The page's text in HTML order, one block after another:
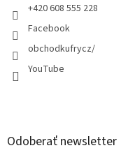
+420 608 555 228
Facebook
obchodkufrycz/
YouTube
Odoberať newsletter